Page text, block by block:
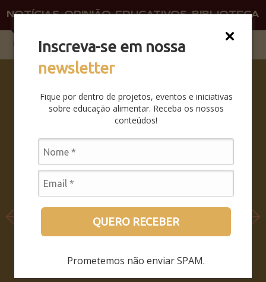
Inscreva-se em nossa
newsletter
Fique por dentro de projetos, eventos e iniciativas
sobre educação alimentar. Receba os nossos
conteúdos!
QUERO RECEBER
Prometemos não enviar SPAM.
NOTÍCIAS OPINIÃO EDUCATIVOS BIBLIOTECA
SABERES
DA BOCA
PRA
SAIBA
COMO
FOI O
SEMINÁRI
LEIA MAIS